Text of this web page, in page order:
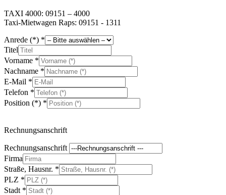
TAXI 4000: 09151 – 4000
Taxi-Mietwagen Raps: 09151 - 1311
Anrede (*) *
Titel
Vorname *
Nachname *
E-Mail *
Telefon *
Position (*) *
Rechnungsanschrift
Rechnungsanschrift
Firma
Straße, Hausnr. *
PLZ *
Stadt *